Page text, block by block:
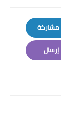
مشاركة
LinkedIn
إرسال
Email